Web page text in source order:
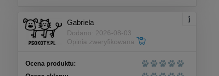
Gabriela
Dodano: 2026-08-03
Opinia zweryfikowana
Ocena produktu: